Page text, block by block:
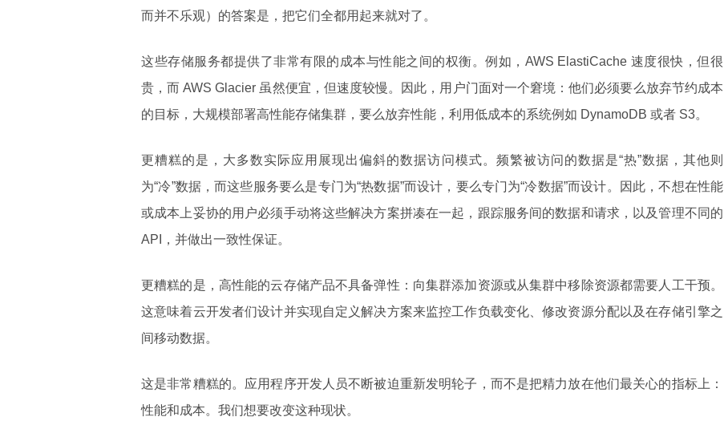
而并不乐观）的答案是，把它们全都用起来就对了。
这些存储服务都提供了非常有限的成本与性能之间的权衡。例如，AWS ElastiCache 速度很快，但很
贵，而 AWS Glacier 虽然便宜，但速度较慢。因此，用户门面对一个窘境：他们必须要么放弃节约成本
的目标，大规模部署高性能存储集群，要么放弃性能，利用低成本的系统例如 DynamoDB 或者 S3。
更糟糕的是，大多数实际应用展现出偏斜的数据访问模式。频繁被访问的数据是“热”数据，其他则
为“冷”数据，而这些服务要么是专门为“热数据”而设计，要么专门为“冷数据”而设计。因此，不想在性能
或成本上妥协的用户必须手动将这些解决方案拼凑在一起，跟踪服务间的数据和请求，以及管理不同的
API，并做出一致性保证。
更糟糕的是，高性能的云存储产品不具备弹性：向集群添加资源或从集群中移除资源都需要人工干预。
这意味着云开发者们设计并实现自定义解决方案来监控工作负载变化、修改资源分配以及在存储引擎之
间移动数据。
这是非常糟糕的。应用程序开发人员不断被迫重新发明轮子，而不是把精力放在他们最关心的指标上：
性能和成本。我们想要改变这种现状。